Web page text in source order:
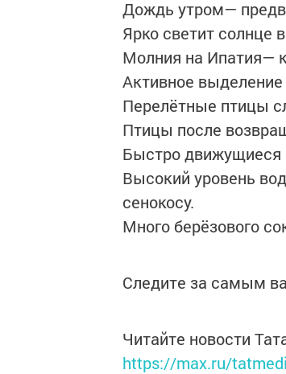
Дождь утром—
Ярко светит солнце
Молния на Ипатия—
Активное
Перелётные птицы
Птицы после
Быстро движущиеся
Высокий уровень
сенокосу.
Много берёзового
Следите за самым
Читайте новости
https://max.ru/